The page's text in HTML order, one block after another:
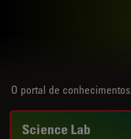
O portal de conhecimentos
Science Lab